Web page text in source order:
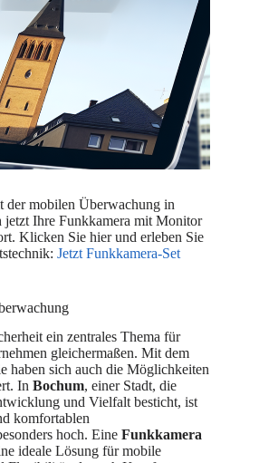
der mobilen Überwachung in
jetzt Ihre Funkkamera mit Monitor
Klicken Sie hier und erleben Sie
Jetzt Funkkamera-Set
ein zentrales Thema für
gleichermaßen. Mit dem
haben sich auch die Möglichkeiten
In Bochum, einer Stadt, die
und Vielfalt besticht, ist
komfortablen
hoch. Eine Funkkamera
ideale Lösung für mobile